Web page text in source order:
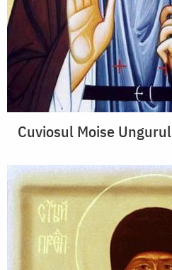
Cuviosul Moise Ungurul